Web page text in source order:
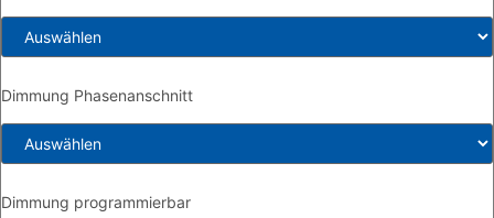
Dimmung Phasenanschnitt
Dimmung programmierbar